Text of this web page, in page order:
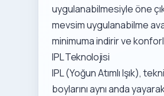
uygulanabilmesiyle öne
mevsim uygulanabilme
minimuma indirir ve
IPL Teknolojisi
IPL (Yoğun Atımlı Işık),
boylarını aynı anda